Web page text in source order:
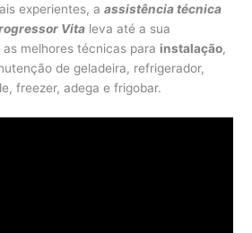
experientes, aassistência técnica
Vita leva até a sua
melhores técnicas para instalação,
de geladeira, refrigerador,
freezer, adega e frigobar.